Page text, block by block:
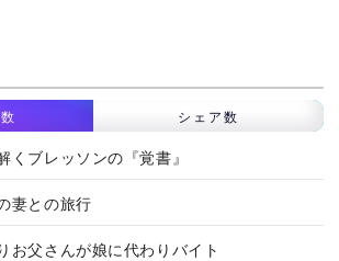
シェア数
くブレッソンの『覚書』
妻との旅行
お父さんが娘に代わりバイト